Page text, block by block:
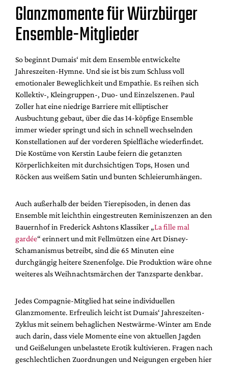
Glanzmomente für Würzbürger
Ensemble-Mitglieder
So beginnt Dumais‘ mit dem Ensemble entwickelte
Jahreszeiten-Hymne. Und sie ist bis zum Schluss voll
emotionaler Beweglichkeit und Empathie. Es reihen sich
Kollektiv-, Kleingruppen-, Duo- und Einzelszenen. Paul
Zoller hat eine niedrige Barriere mit elliptischer
Ausbuchtung gebaut, über die das 14-köpfige Ensemble
immer wieder springt und sich in schnell wechselnden
Konstellationen auf der vorderen Spielfläche wiederfindet.
Die Kostüme von Kerstin Laube feiern die getanzten
Körperlichkeiten mit durchsichtigen Tops, Hosen und
Röcken aus weißem Satin und bunten Schleierumhängen.
Auch außerhalb der beiden Tierepisoden, in denen das
Ensemble mit leichthin eingestreuten Reminiszenzen an den
Bauernhof in Frederick Ashtons Klassiker „La fille mal
gardée“ erinnert und mit Fellmützen eine Art Disney-
Schamanismus betreibt, sind die 65 Minuten eine
durchgängig heitere Szenenfolge. Die Produktion wäre ohne
weiteres als Weihnachtsmärchen der Tanzsparte denkbar.
Jedes Compagnie-Mitglied hat seine individuellen
Glanzmomente. Erfreulich leicht ist Dumais‘ Jahreszeiten-
Zyklus mit seinem behaglichen Nestwärme-Winter am Ende
auch darin, dass viele Momente eine von aktuellen Jagden
und Geißelungen unbelastete Erotik kultivieren. Fragen nach
geschlechtlichen Zuordnungen und Neigungen ergeben hier